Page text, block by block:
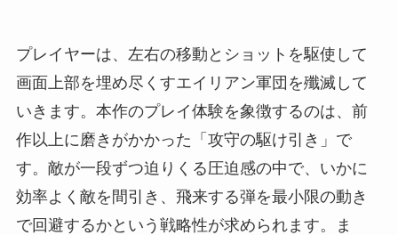
プレイヤーは、左右の移動とショットを駆使して
画面上部を埋め尽くすエイリアン軍団を殲滅して
いきます。本作のプレイ体験を象徴するのは、前
作以上に磨きがかかった「攻守の駆け引き」で
す。敵が一段ずつ迫りくる圧迫感の中で、いかに
効率よく敵を間引き、飛来する弾を最小限の動き
で回避するかという戦略性が求められます。ま